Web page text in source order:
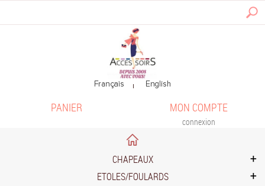
MON COMPTE
connexion
PANIER
CHAPEAUX
ETOLES/FOULARDS